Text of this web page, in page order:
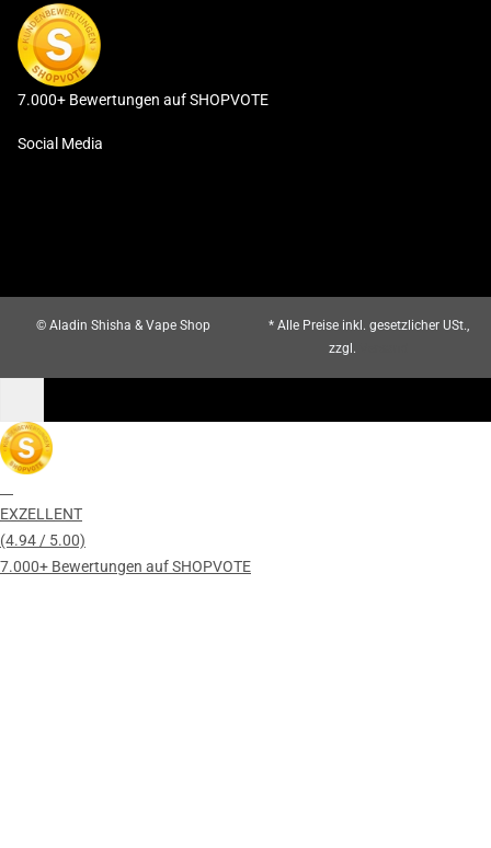
7.000+ Bewertungen auf SHOPVOTE
Social Media
© Aladin Shisha & Vape Shop
* Alle Preise inkl. gesetzlicher USt.,
zzgl.
EXZELLENT
(4.94 / 5.00)
7.000+ Bewertungen auf SHOPVOTE